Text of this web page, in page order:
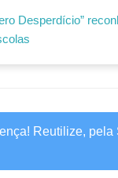
Desperdício”
Reutilize, pela